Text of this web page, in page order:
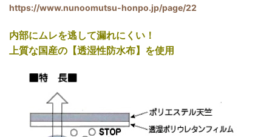
https://www.nunoomutsu-honpo.jp/page/22
内部にムレを逃して漏れにくい！
上質な国産の【透湿性防水布】を使用